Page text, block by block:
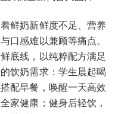
鲜奶新鲜度不足、营养
口感难以兼顾等痛点。
底线，以纯粹配方满足
饮奶需求：学生晨起喝
配早餐，唤醒一天高效
家健康；健身后轻饮，